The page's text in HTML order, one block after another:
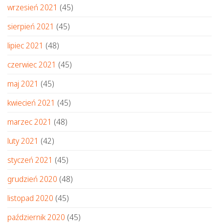
wrzesień 2021 (45)
sierpień 2021 (45)
lipiec 2021 (48)
czerwiec 2021 (45)
maj 2021 (45)
kwiecień 2021 (45)
marzec 2021 (48)
luty 2021 (42)
styczeń 2021 (45)
grudzień 2020 (48)
listopad 2020 (45)
październik 2020 (45)